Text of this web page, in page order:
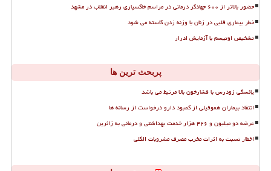
حضور بالاتر از ۶۰۰ جهادگر درمانی در مراسم خاکسپاری رهبر انقلاب در مشهد
خطر بیماری قلبی در زنان با وزنه زدن کاسته می شود
تشخیص اوتیسم با آزمایش ادرار
پربحث ترین ها
یائسگی زودرس با فشارخون بالا مرتبط می باشد
انتقاد بیماران هموفیلی از کمبود دارو درخواست از رسانه ها
عرضه دو میلیون و ۴۲۶ هزار خدمت بهداشتی و درمانی به زائرین
اخطار نسبت به اثرات مخرب مصرف مشروبات الکلی